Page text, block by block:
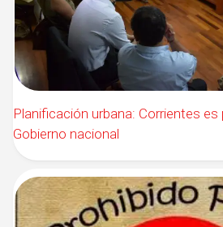
Planificación urbana: Corrientes es
Gobierno nacional